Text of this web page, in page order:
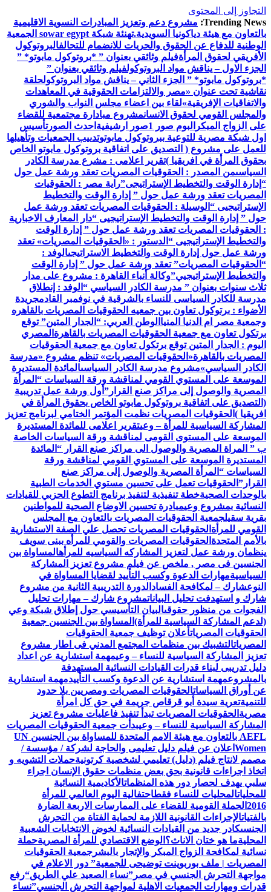
التجاوز إلى المحتوى
Trending News: مشروع دعم وتعزيز المبادرات النسوية الاقليمية
بالتعاون مع هيئة دياكونيا السويدية.
تهنئة شبكة sowar egypt الجمعية
الوطنية للدفاع عن الحقوق والحريات للانضمام للتحالفالبروتوكول
الأفريقي لحقوق المرأةفيلم وثائقي بعنوان ” *بروتوكول مابوتو* ”
الجزء الاول – يناقش مواد البروتوكولفيلم وثائقي بعنوان ”
*بروتوكول مابوتو* ” الجزء الثاني – يناقش مواد البروتوكولحلقة
نقاشية تحت عنوان «مصر والالتزامات الحقوقية في المعاهدات
والاتفاقيات الإفريقية»لقاء بين اعضاء مجلس النواب والشوري
والمجلس القومي لحقوق الانسانمشروع مبادارة مجتمعية للقضاء
على الزواج المبكر البوم صور 1 صور ارشيفية احدث الصورتأسيس
اول شبكة مصرية للتوعية ببروتوكول مابوتوتدىيب الجمعيات وتأهيلها
للعمل على مشروع ( التصديق على اتفاقية بروتوكول مابوتو الخاص
بحقوق المرأة في افريقيا )تقرير اعلامى : مشرع مدرسة الكادر
السياسىمن المصدر : الحقوقيات المصريات تعقد ورشة عمل حول
“إدارة الوقت والتخطيط الإستراتيجى”راية مصر : الحقوقيات
المصريات تعقد ورشة عمل حول ” إدارة الوقت والتخطيط
الإستراتيجيى “ الوسيلة : الحقوقيات المصريات تعقد ورشة عمل
حول ” إدارة الوقت والتخطيط الإستراتيجيى “دار المعارف الاخبارية
: الحقوقيات المصريات تعقد ورشة عمل حول ” إدارة الوقت
والتخطيط الإستراتيجيى “ الدستور : «الحقوقيات المصريات» تعقد
ورشة عمل حول إدارة الوقت والتخطيط الاستراتيجىالوفد :
“الحقوقيات المصريات” تعقد ورشة عمل حول ” إدارة الوقت
والتخطيط الإستراتيجيي”وكالة أنباء القاهرة : مشروع على مدار
ثلاث سنوات بعنوان ” مدرسة الكادر السياسي “ الوفد : إنطلاق
مدرسة للكادر السياسى للنساء بالشرقية في نوفمبر القادمجريدة
الأضواء : برتوكول تعاون بين جمعيه الحقوقيات المصريات بالقاهره
وجمعية مصر ام الدنيا المنيا الوطن العربي: “الجدار المتين” توقع
برتكول تعاون مع جمعية الحقوقيات المصريات بالقاهرة المصري
اليوم : الجدار المتين توقع برتكول تعاون مع جمعية الحقوقيات
المصريات بالقاهرة«الحقوقيات المصريات» تنظم مشروع «مدرسة
الكادر السياسي»مشروع مدرسة الكادر السياسىالمائدة المستديرة
الموسعة على المستوي القومي لمناقشة ورقة السياسات “المرأة
المصرية والوصول إلى مراكز صنع القرار” أول ورشة عمل تدريبية
(التصديق على اتفاقية بروتوكول مابوتو الخاص بحقوق المرأة في
افريقيا ) الحقوقيات المصريات نظمت المؤتمر الختامي لبرنامج تعزيز
المشاركة السياسية للمرأة – وعيتقرير اعلامى للمائدة المستديرة
الموسعة على المستوى القومى لمناقشة ورقة السياسات الخاصة
ب ” المراة المصرية والوصول الى مراكز صنع القرار “ المائدة
المستديرة الموسعة على المستوي القومي لمناقشة ورقة
السياسات “المرأة المصرية والوصول إلى مراكز صنع
القرار” الحقوقيات تعمل على تحسين مستوي الخدمات الطبية
بالوحدات الصحيةخطة تنفيذية لتنفيذ برنامج التطوع الحزبي للقيادات
النسائية بمشروع وعيمبادرة تحسين الاوضاع الصحية للمواطنين
بقرية سقيلجمعية الحقوقيات المصريات بالتعاون مع المجلس
القومي للمرأة الحقوقيات المصريات تحصل علي الصفة الاستشارية
بالأمم المتحدة الحقوقيات المصريات والقومي للمرأه ببنى سويف
ينظمان ورشة عمل لتعزيز المشاركه السياسيه للمرأهالمساواة بين
الجنسين فى مصر , ملخص عن فيلم مشروع تعزيز المشاركة
السياسيةمهارات الدعوة وكسب التأييد لقضايا المساواة في
النوعشارك – لمكافحة الفساد الدورة التدريبية الثانية من مشروع
شارك و استهدفت تحليل البياناتمشروع شارك – مهارات تحليل
الفجوات من منظور حقوقىالبيان التأسيسي حول إطلاق شبكة وعي
(لدعم المشاركة السياسية للمرأة) المساواة بين الجنسين جمعية
الحقوقيات المصرياتأعلان توظيف جمعية الحقوقيات
المصرياتالتشبيك بين منظمات المجتمع المدني فى اطار مشروع
تعزيز المشاركة السياسية للنساء – وعيمهمة استشارية عن اعداد
دليل تدريبى لبناء قدرات القيادات النسائية المستهدفة
بالمشروعمهمة استشارية عن الدعوة وكسب التأييدمهمة استشارية
عن أوراق السياساتالحقوقيات المصريات ومصريين بلا حدود
للتنميةتعرية سيدة أبو قرقاص جريمة في حق كل امرأة
مصرية الحقوقيات المصريات تبدأ تنفيذ فاعليات مشروع تعزيز
المشاركة السياسية للنساء – وعيبدأت جمعية الحقوقيات المصريات
AEFL بالتعاون مع هيئة الامم المتحدة للمساواة بين الجنسين UN
Women اعلان عن فيلم دليل تعليمى والحاجة لشركة / مؤسسة /
مصمم لانتاج فيلم (دليل) تعليمي لشخصية كرتونيةحملات التشويه و
اتخاذ اجراءات قانونية بحق بعض منظمات حقوق الإنسان اجراء
سلبي يهدف لحصار دور هذه المنظماتالأكاديمية النسائية
للمحلياتالمحليات للنساء فقطاحتفالية اليوم العالمي للمرأة
2016 الحملة القومية للقضاء على الممارسات الاربعة الضارة
بالفتياتالإجراءات القانونية اللازمة لحماية الفتاة من التحرش
الجنسىكادر جديد من القيادات النسائية لخوض الانتخابات الشعبية
المحليةما هو ختان الاناث؟ الوضع الاقتصادي للمرأة المصريةحملة
نسائية لمكافحة الزواج المبكر والإتجار بالبشر جمعية الحقوقيات
المصريات | ملف بوربوينت توضيحى للجمعية” دور الاعلام في
مواجهة التحرش الجنسي في مصر”نساء الصعيد علي الطريق“رفع
قدرات ومهارات الجمعيات الاهلية لمواجهة التحرش الجنسي”نساء